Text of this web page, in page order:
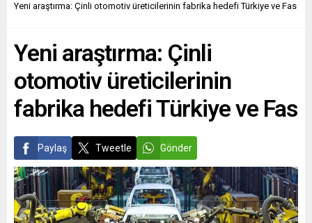
Yeni araştırma: Çinli otomotiv üreticilerinin fabrika hedefi Türkiye ve Fas
Yeni araştırma: Çinli
otomotiv üreticilerinin
fabrika hedefi Türkiye ve Fas
Paylaş Tweetle Gönder